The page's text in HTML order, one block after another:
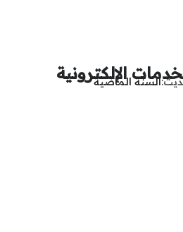
الإلكترونية
السنة الماضية